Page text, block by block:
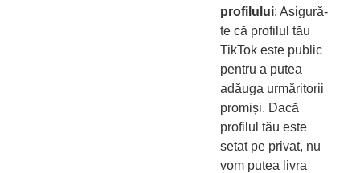
profilului: Asigură-
te că profilul tău
TikTok este public
pentru a putea
adăuga urmăritorii
promiși. Dacă
profilul tău este
setat pe privat, nu
vom putea livra